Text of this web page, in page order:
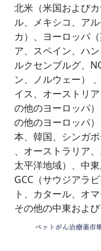
北米（米国および
ル、メキシコ、ア
カ）、ヨーロッパ
ア、スペイン、ハ
ルクセンブルグ、
ン、ノルウェー）
イス、オーストリ
の他のヨーロッパ
の他のヨーロッパ
本、韓国、シンガ
、オーストラリア
太平洋地域）、中
GCC（サウジアラ
ト、カタール、オ
その他の中東およ